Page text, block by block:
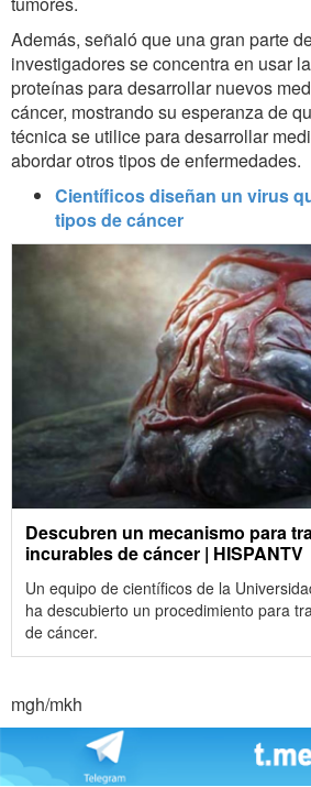
Además, señaló que una gran parte
investigadores se concentra en usar
proteínas para desarrollar nuevos
cáncer, mostrando su esperanza de
técnica se utilice para desarrollar
abordar otros tipos de enfermedades.
Científicos diseñan un virus
tipos de cáncer
Descubren un mecanismo para
incurables de cáncer | HISPANTV
Un equipo de científicos de la
ha descubierto un procedimiento para
de cáncer.
mgh/mkh